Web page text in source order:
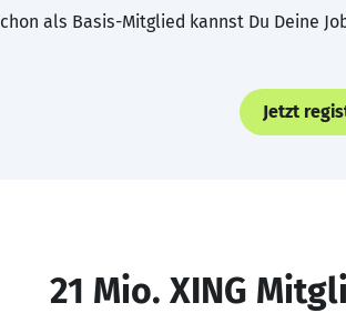
als Basis-Mitglied kannst Du Deine
Jetzt
21 Mio. XING